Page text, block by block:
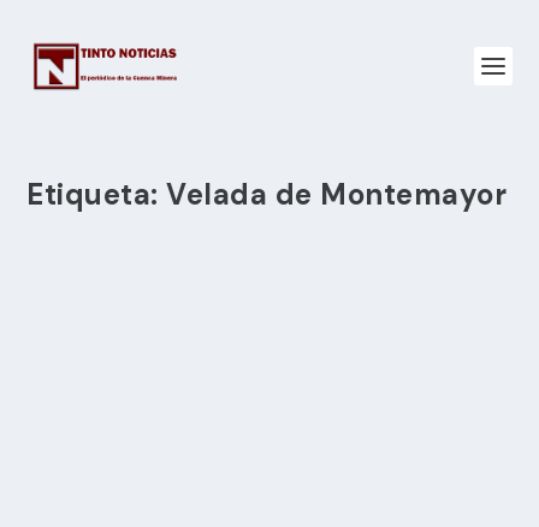
Etiqueta:Velada de Montemayor